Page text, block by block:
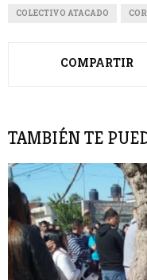
COLECTIVO ATACADO
COMPARTIR
TAMBIÉN TE